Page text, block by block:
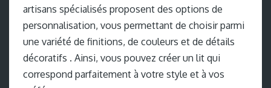
artisans spécialisés proposent des options de
personnalisation, vous permettant de choisir parmi
une variété de finitions, de couleurs et de détails
décoratifs . Ainsi, vous pouvez créer un lit qui
correspond parfaitement à votre style et à vos